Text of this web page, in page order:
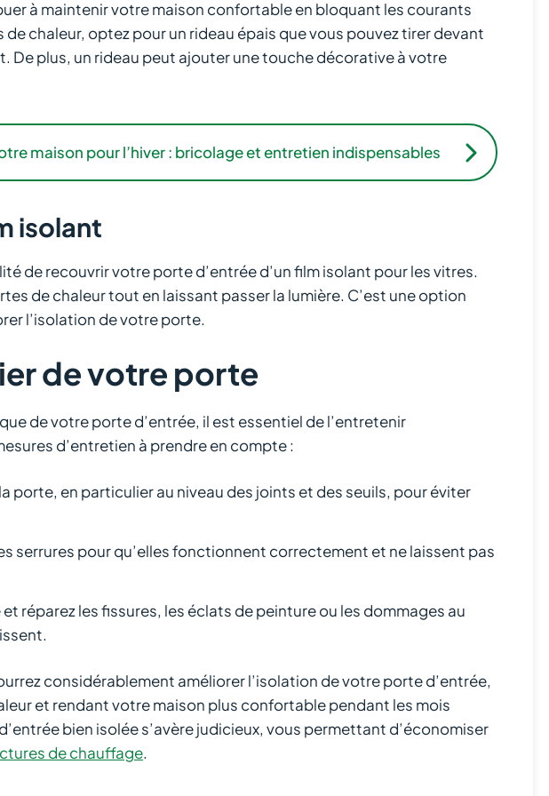
à maintenir votre maison confortable en bloquant les courants
de chaleur, optez pour un rideau épais que vous pouvez tirer devant
De plus, un rideau peut ajouter une touche décorative à votre
maison pour l’hiver : bricolage et entretien indispensables
isolant
de recouvrir votre porte d’entrée d’un film isolant pour les vitres.
de chaleur tout en laissant passer la lumière. C’est une option
l’isolation de votre porte.
de votre porte
de votre porte d’entrée, il est essentiel de l’entretenir
d’entretien à prendre en compte :
porte, en particulier au niveau des joints et des seuils, pour éviter
serrures pour qu’elles fonctionnent correctement et ne laissent pas
réparez les fissures, les éclats de peinture ou les dommages au
considérablement améliorer l’isolation de votre porte d’entrée,
et rendant votre maison plus confortable pendant les mois
bien isolée s’avère judicieux, vous permettant d’économiser
de chauffage.